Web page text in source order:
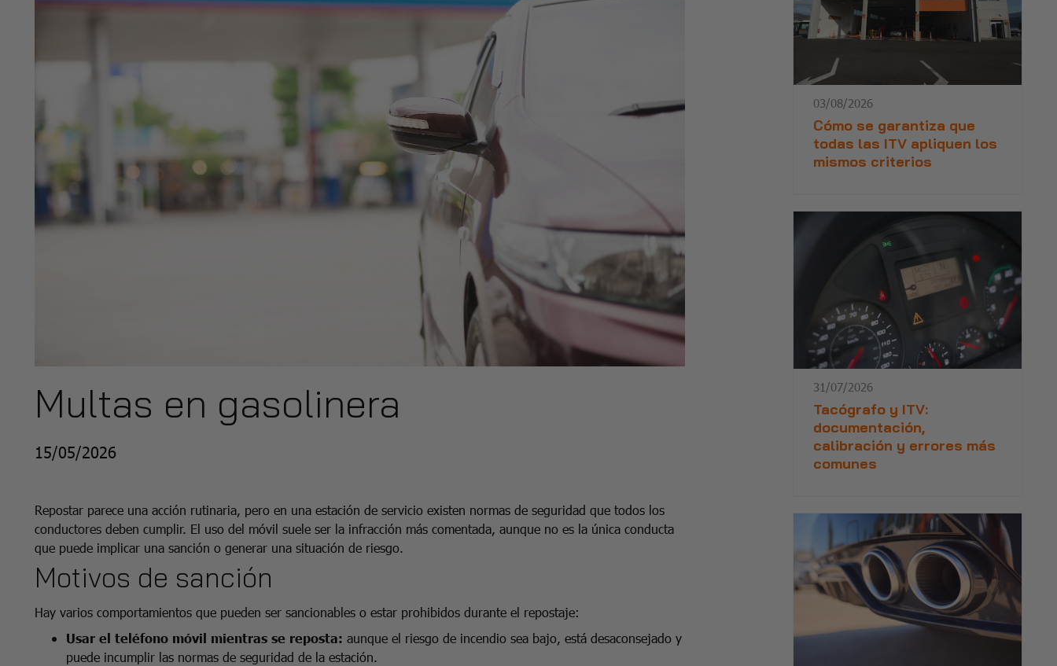
Multas en gasolinera
15/05/2026
Repostar parece una acción rutinaria, pero en una estación de servicio existen normas de seguridad que todos los
conductores deben cumplir. El uso del móvil suele ser la infracción más comentada, aunque no es la única conducta
que puede implicar una sanción o generar una situación de riesgo.
Motivos de sanción
Hay varios comportamientos que pueden ser sancionables o estar prohibidos durante el repostaje:
Usar el teléfono móvil mientras se reposta: aunque el riesgo de incendio sea bajo, está desaconsejado y
puede incumplir las normas de seguridad de la estación.
03/08/2026
Cómo se garantiza que
todas las ITV apliquen los
mismos criterios
31/07/2026
Tacógrafo y ITV:
documentación,
calibración y errores más
comunes